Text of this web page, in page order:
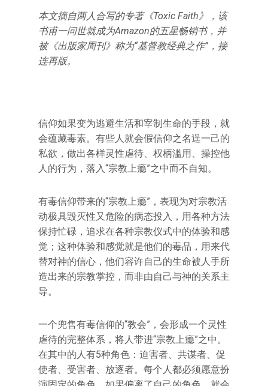
本文摘自两人合写的专著《Toxic Faith》，该
书甫一问世就成为Amazon的五星畅销书，并
被《出版家周刊》称为“基督教经典之作”，接
连再版。
信仰如果变为逃避生活和宰制生命的手段，就
会蕴藏毒素。有些人就会假信仰之名逞一己的
私欲，做出各样灵性虐待、权柄滥用、操控他
人的行为，落入“宗教上瘾”之中而不自知。
有毒信仰带来的“宗教上瘾”，表现为对宗教活
动极具毁灭性又危险的病态投入，用各种方法
保持忙碌，追求在各种宗教仪式中的体验和感
觉；这种体验和感觉就是他们的毒品，用来代
替对神的信心，他们容许自己的生命被人手所
造出来的宗教掌控，而非由自己与神的关系主
导。
一个兜售有毒信仰的“教会”，会形成一个灵性
虐待的完整体系，将人带进“宗教上瘾”之中。
在其中的人有5种角色：迫害者、共谋者、促
使者、受害者、放逐者。每个人都必须愿意扮